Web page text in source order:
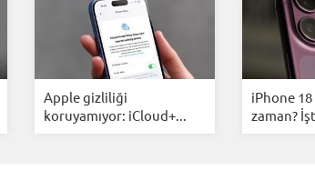
Bitcoin Önerileri Önerileri
Çöktü Mü
Apple gizliliği
koruyamıyor: iCloud+...
iPhone 18
zaman?